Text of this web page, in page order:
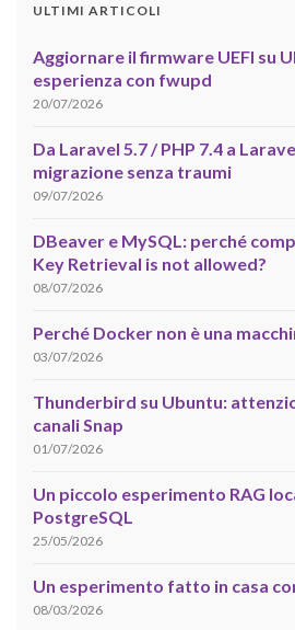
ULTIMI ARTICOLI
Aggiornare il firmware UEFI su
esperienza con fwupd
20/07/2026
Da Laravel 5.7 / PHP 7.4 a
migrazione senza traumi
09/07/2026
DBeaver e MySQL: perché
Key Retrieval is not allowed?
08/07/2026
Perché Docker non è una
03/07/2026
Thunderbird su Ubuntu:
canali Snap
01/07/2026
Un piccolo esperimento RAG
PostgreSQL
25/05/2026
Un esperimento fatto in casa
08/03/2026